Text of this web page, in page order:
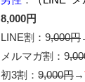
8,000円
LINE割：9,000円
メルマガ割：9
初3割： 9,000円 →